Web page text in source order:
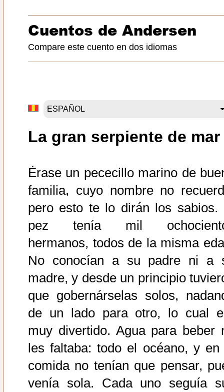
Cuentos de Andersen
Compare este cuento en dos idiomas
La gran serpiente de mar
Érase un pececillo marino de
familia, cuyo nombre no
pero esto te lo dirán los sabios.
pez tenía mil
hermanos, todos de la misma
No conocían a su padre ni a
madre, y desde un principio
que gobernárselas solos,
de un lado para otro, lo cual
muy divertido. Agua para beber
les faltaba: todo el océano, y en
comida no tenían que pensar,
venía sola. Cada uno seguía